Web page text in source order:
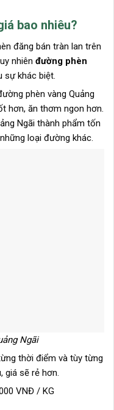
bao nhiêu?
đăng bán tràn lan trên
nhiên đường phèn
sự khác biệt.
phèn vàng Quảng
hơn, ăn thơm ngon hơn.
Ngãi thành phẩm tốn
loại đường khác.
Ngãi
thời điểm và tùy từng
giá sẽ rẻ hơn.
VNĐ / KG